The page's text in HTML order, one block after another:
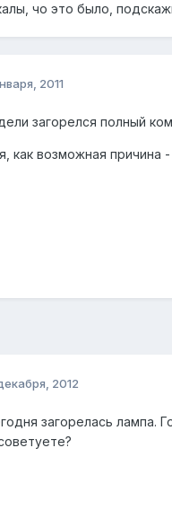
чо это было,
2011
загорелся полный
как возможная причина
2012
загорелась лампа.